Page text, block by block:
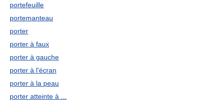
portefeuille
portemanteau
porter
porter à faux
porter à gauche
porter à l'écran
porter à la peau
porter atteinte à ...